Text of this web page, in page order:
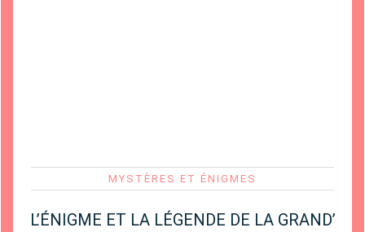
MYSTÈRES ET ÉNIGMES
L’ÉNIGME ET LA LÉGENDE DE LA GRAND’